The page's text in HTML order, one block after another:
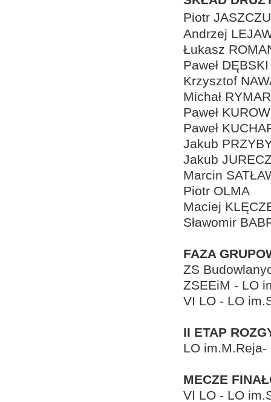
Piotr
Andrzej
Łukasz
Paweł DĘBSKI
Krzysztof
Michał
Paweł
Paweł
Jakub
Jakub
Marcin
Piotr OLMA
Maciej
Sławomir
FAZA
ZS
ZSEEiM - LO
VI LO - LO
II ETAP
LO
MECZE
VI LO - LO